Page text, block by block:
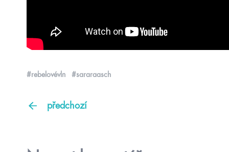
#rebelovévln #sararaasch
předchozí